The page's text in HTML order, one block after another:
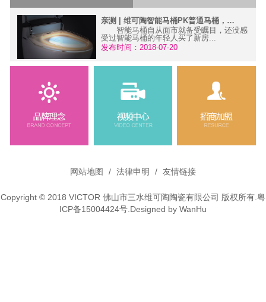
亲测 | 维可陶智能马桶PK普通马桶，孰更胜一筹？
智能马桶自从面市就备受瞩目，还没感
受过智能马桶的年轻人买了新房...
发布时间：2018-07-20
维可陶微铅龙头---环保·健康
染，人们越来越关注外在环境为健...
发布时间：2015-11-30
网站地图 / 法律申明 / 友情链接
Copyright © 2018 VICTOR 佛山市三水维可陶陶瓷有限公司 版权所有. 粤
ICP备15004424号 .Designed by WanHu